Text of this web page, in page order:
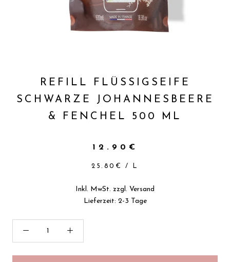
REFILL FLÜSSIGSEIFE
SCHWARZE JOHANNESBEERE
& FENCHEL 500 ML
12.90€
25.80€ / L
Inkl. MwSt. zzgl. Versand
Lieferzeit: 2-3 Tage